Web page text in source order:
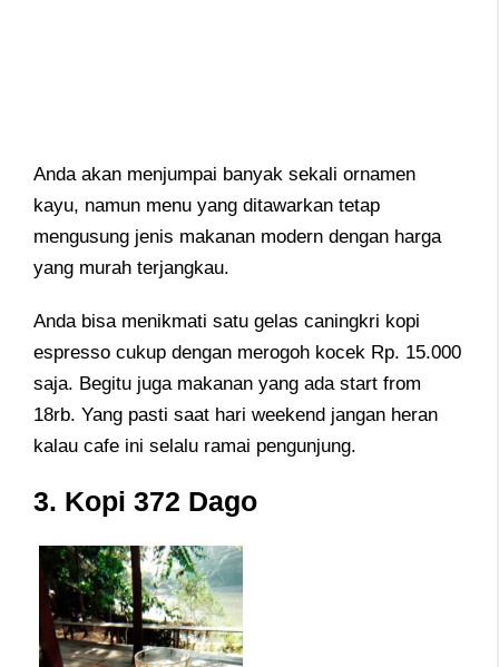
Anda akan menjumpai banyak sekali ornamen
kayu, namun menu yang ditawarkan tetap
mengusung jenis makanan modern dengan harga
yang murah terjangkau.
Anda bisa menikmati satu gelas caningkri kopi
espresso cukup dengan merogoh kocek Rp. 15.000
saja. Begitu juga makanan yang ada start from
18rb. Yang pasti saat hari weekend jangan heran
kalau cafe ini selalu ramai pengunjung.
3. Kopi 372 Dago